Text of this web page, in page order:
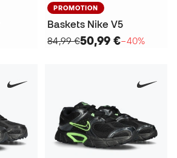
PROMOTION
Baskets Nike V5
84,99 €50,99 €−40%